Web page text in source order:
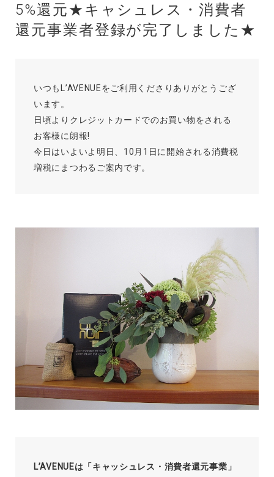
5%還元★キャシュレス・消費者
還元事業者登録が完了しました★
いつもL’AVENUEをご利用くださりありがとうござ
います。
日頃よりクレジットカードでのお買い物をされる
お客様に朗報!
今日はいよいよ明日、10月1日に開始される消費税
増税にまつわるご案内です。
L’AVENUEは「キャッシュレス・消費者還元事業」